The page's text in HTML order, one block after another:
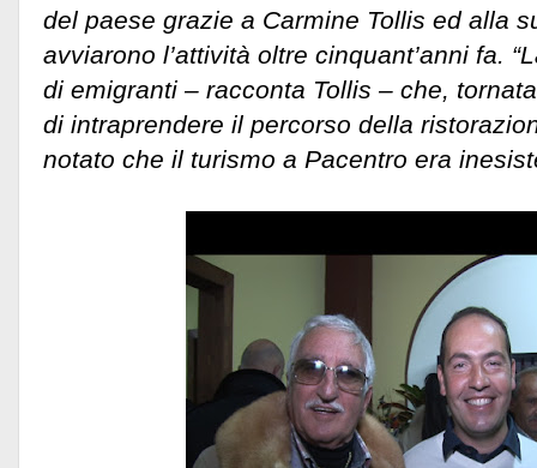
del paese grazie a Carmine Tollis ed alla
avviarono l’attività oltre cinquant’anni fa.
di emigranti – racconta Tollis – che,
di intraprendere il percorso della
notato che il turismo a Pacentro era